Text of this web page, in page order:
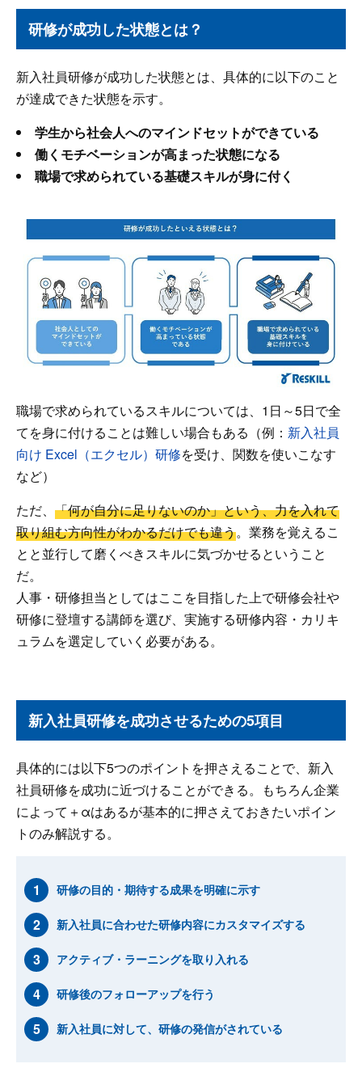
研修が成功した状態とは？
新入社員研修が成功した状態とは、具体的に以下のこと
が達成できた状態を示す。
学生から社会人へのマインドセットができている
働くモチベーションが高まった状態になる
職場で求められている基礎スキルが身に付く
職場で求められているスキルについては、1日～5日で全
てを身に付けることは難しい場合もある（例： 新入社員
向け Excel（エクセル）研修を受け、関数を使いこなす
など）
ただ、 「何が自分に足りないのか」という、力を入れて
取り組む方向性がわかるだけでも違う。業務を覚えるこ
とと並行して磨くべきスキルに気づかせるということ
だ。
人事・研修担当としてはここを目指した上で研修会社や
研修に登壇する講師を選び、実施する研修内容・カリキ
ュラムを選定していく必要がある。
新入社員研修を成功させるための5項目
具体的には以下5つのポイントを押さえることで、新入
社員研修を成功に近づけることができる。もちろん企業
によって＋αはあるが基本的に押さえておきたいポイン
トのみ解説する。
研修の目的・期待する成果を明確に示す
新入社員に合わせた研修内容にカスタマイズする
アクティブ・ラーニングを取り入れる
研修後のフォローアップを行う
新入社員に対して、研修の発信がされている